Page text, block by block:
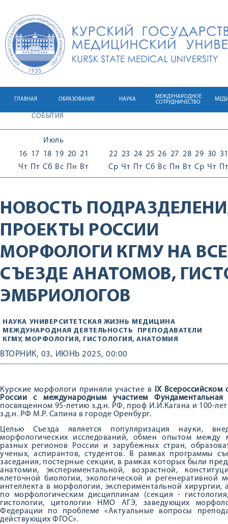
ГЛАВНАЯ ОБРАЗОВАНИЕ НАУКА
МЕЖДУНАРОДНОЕ
СОТРУДНИЧЕСТВО
СОБЫТИЯ
Июль
16
Чт
17
Пт
18
Сб
19
Вс
20
Пн
21
Вт
22
Ср
23
Чт
24
Пт
25
Сб
26
Вс
27
Пн
28
Вт
29
Ср
30
Чт
31
Пт
НОВОСТЬ
ПРОЕКТЫ РОССИИ
МОРФОЛОГИ КГМУ НА
СЪЕЗДЕ АНАТОМОВ,
ЭМБРИОЛОГОВ
НАУКА УНИВЕРСИТЕТСКАЯ ЖИЗНЬ МЕДИЦИНА
МЕЖДУНАРОДНАЯ ДЕЯТЕЛЬНОСТЬ
ПРЕПОДАВАТЕЛИ
КГМУ, МОРФОЛОГИЯ, ГИСТОЛОГИЯ, АНАТОМИЯ
ВТОРНИК, 03, ИЮНЬ 2025, 00:00
Курские морфологи приняли участие в
IX Всероссийском
России с международным участием
посвященном 95-летию з.д.н. РФ, проф И.И.Кагана и 100-
з.д.н. РФ М.Р. Сапина в городе Оренбург.
Целью Съезда является популяризация науки,
морфологических исследований, обмен опытом
разных регионов России и зарубежных стран,
ученых, аспирантов, студентов. В рамках программы
заседания, постерные секции, в рамках которых были
анатомии, экспериментальной, возрастной,
клеточной биологии, экологической и регенеративной
интеллекта в морфологии, экспериментальной
по морфологическим дисциплинам (секция -
гистологии, цитологии НМО АГЭ, заведующих
Федерации по проблеме «Актуальные вопросы
действующих ФГОС».